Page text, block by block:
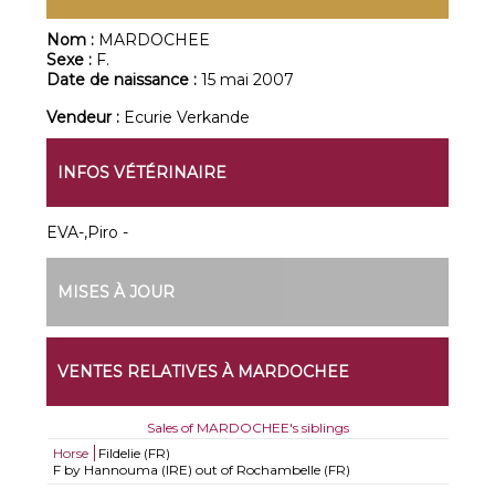
Nom : MARDOCHEE
Sexe : F.
Date de naissance :15 mai 2007
Vendeur : Ecurie Verkande
INFOS VÉTÉRINAIRE
EVA-,Piro -
MISES À JOUR
VENTES RELATIVES À MARDOCHEE
Sales of MARDOCHEE's siblings
Horse
Fildelie (FR)
F by Hannouma (IRE) out of Rochambelle (FR)